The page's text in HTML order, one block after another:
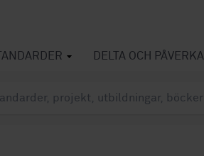
DELTA OCH PÅVERKA